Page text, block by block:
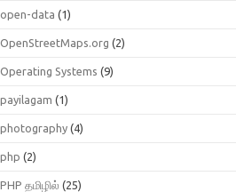
open-data (1)
OpenStreetMaps.org (2)
Operating Systems (9)
payilagam (1)
photography (4)
php (2)
PHP தமிழில் (25)